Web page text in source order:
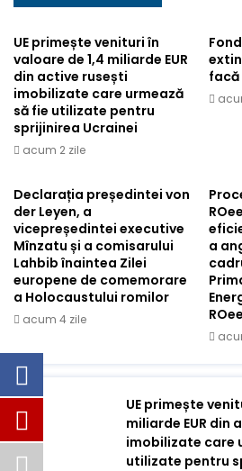
UE primește venituri în
valoare de 1,4 miliarde EUR
din active rusești
imobilizate care urmează
să fie utilizate pentru
sprijinirea Ucrainei
acum 2 zile
facă
Declarația președintei von
der Leyen, a
vicepreședintei executive
Mînzatu și a comisarului
Lahbib înaintea Zilei
europene de comemorare
a Holocaustului romilor
acum 4 zile
a
UE primește
miliarde EUR din
imobilizate care
utilizate pentru